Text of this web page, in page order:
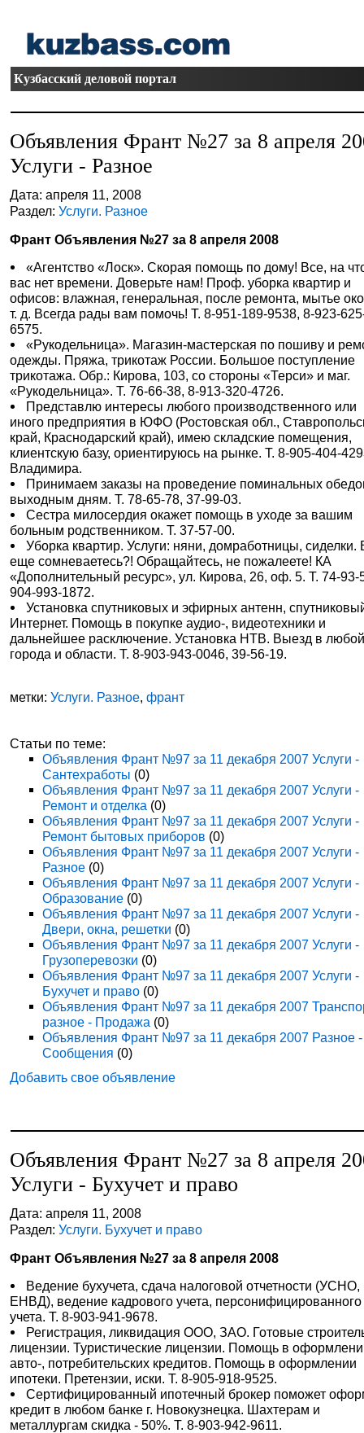
Кузбасский деловой портал
Объявления Франт №27 за 8 апреля
Услуги - Разное
Дата: апреля 11, 2008
Раздел:Услуги. Разное
Франт Объявления №27 за 8 апреля 2008
«Агентство «Лоск». Скорая помощь по дому! Все, на
вас нет времени. Доверьте нам! Проф. уборка квартир и
офисов: влажная, генеральная, после ремонта, мытье
т. д. Всегда рады вам помочь! Т. 8-951-189-9538, 8-923-
6575.
«Рукодельница». Магазин-мастерская по пошиву и
одежды. Пряжа, трикотаж России. Большое поступление
трикотажа. Обр.: Кирова, 103, со стороны «Терси» и маг.
«Рукодельница». Т. 76-66-38, 8-913-320-4726.
Представлю интересы любого производственного или
иного предприятия в ЮФО (Ростовская обл.,
край, Краснодарский край), имею складские помещения,
клиентскую базу, ориентируюсь на рынке. Т. 8-905-404-
Владимира.
Принимаем заказы на проведение поминальных
выходным дням. Т. 78-65-78, 37-99-03.
Сестра милосердия окажет помощь в уходе за вашим
больным родственником. Т. 37-57-00.
Уборка квартир. Услуги: няни, домработницы, сиделки.
еще сомневаетесь?! Обращайтесь, не пожалеете! КА
«Дополнительный ресурс», ул. Кирова, 26, оф. 5. Т. 74-93-
904-993-1872.
Установка спутниковых и эфирных антенн,
Интернет. Помощь в покупке аудио-, видеотехники и
дальнейшее расключение. Установка НТВ. Выезд в
города и области. Т. 8-903-943-0046, 39-56-19.
метки:Услуги. Разное,франт
Статьи по теме:
Объявления Франт №97 за 11 декабря 2007 Услуги -
Сантехработы (0)
Объявления Франт №97 за 11 декабря 2007 Услуги -
Ремонт и отделка (0)
Объявления Франт №97 за 11 декабря 2007 Услуги -
Ремонт бытовых приборов (0)
Объявления Франт №97 за 11 декабря 2007 Услуги -
Разное (0)
Объявления Франт №97 за 11 декабря 2007 Услуги -
Образование (0)
Объявления Франт №97 за 11 декабря 2007 Услуги -
Двери, окна, решетки (0)
Объявления Франт №97 за 11 декабря 2007 Услуги -
Грузоперевозки (0)
Объявления Франт №97 за 11 декабря 2007 Услуги -
Бухучет и право (0)
Объявления Франт №97 за 11 декабря 2007
разное - Продажа (0)
Объявления Франт №97 за 11 декабря 2007 Разное -
Сообщения (0)
Добавить свое объявление
Объявления Франт №27 за 8 апреля
Услуги - Бухучет и право
Дата: апреля 11, 2008
Раздел:Услуги. Бухучет и право
Франт Объявления №27 за 8 апреля 2008
Ведение бухучета, сдача налоговой отчетности (УСНО,
ЕНВД), ведение кадрового учета, персонифицированного
учета. Т. 8-903-941-9678.
Регистрация, ликвидация ООО, ЗАО. Готовые
лицензии. Туристические лицензии. Помощь в
авто-, потребительских кредитов. Помощь в оформлении
ипотеки. Претензии, иски. Т. 8-905-918-9525.
Сертифицированный ипотечный брокер поможет
кредит в любом банке г. Новокузнецка. Шахтерам и
металлургам скидка - 50%. Т. 8-903-942-9611.